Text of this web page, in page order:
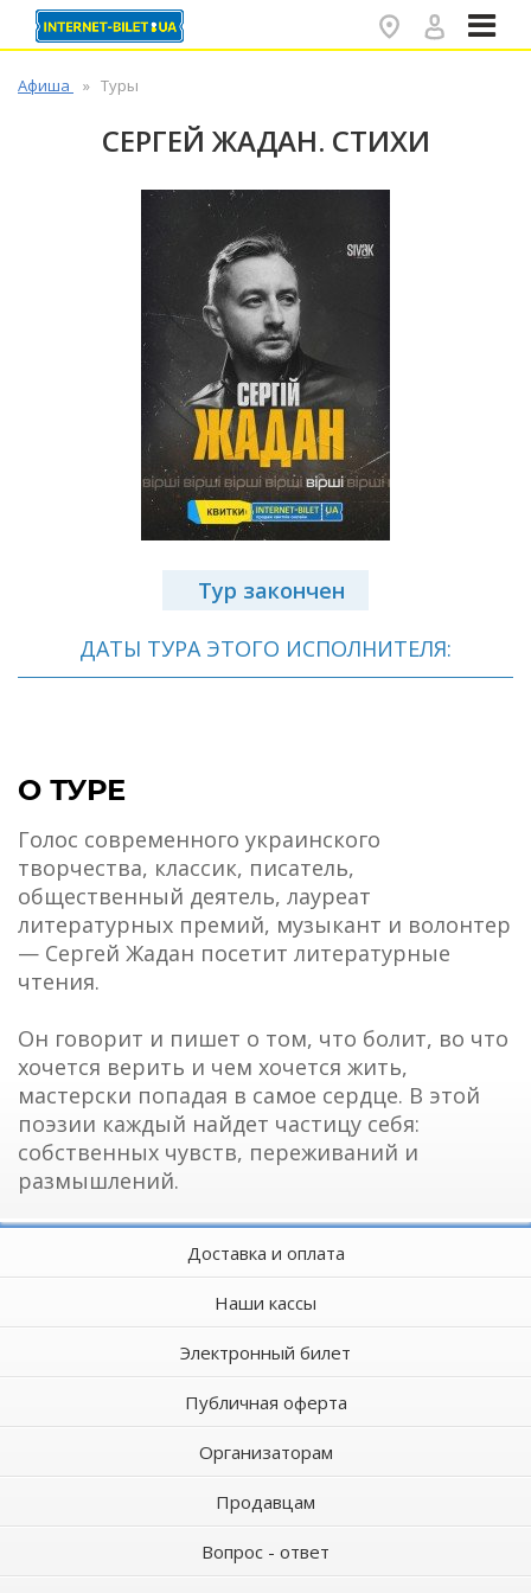
Афиша Туры
СЕРГЕЙ ЖАДАН. СТИХИ
Тур закончен
ДАТЫ ТУРА ЭТОГО ИСПОЛНИТЕЛЯ:
О ТУРЕ
Голос современного украинского
творчества, классик, писатель,
общественный деятель, лауреат
литературных премий, музыкант и волонтер
— Сергей Жадан посетит литературные
чтения.
Он говорит и пишет о том, что болит, во что
хочется верить и чем хочется жить,
мастерски попадая в самое сердце. В этой
поэзии каждый найдет частицу себя:
собственных чувств, переживаний и
размышлений.
Доставка и оплата
Наши кассы
Электронный билет
Публичная оферта
Организаторам
Продавцам
Вопрос - ответ